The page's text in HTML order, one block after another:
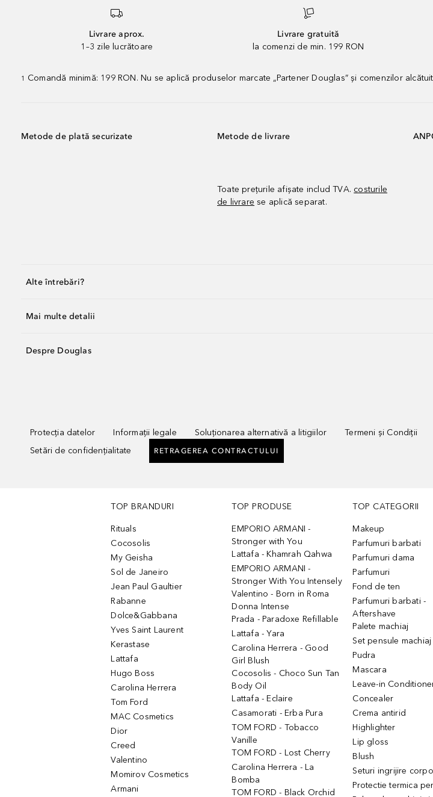
Livrare aprox.
1–3 zile lucrătoare
Livrare gratuită
la comenzi de min. 199 RON
1 Comandă minimă: 199 RON. Nu se aplică produselor marcate „Partener Douglas” și comenzilor
Metode de plată securizate Metode de livrare
Toate prețurile afișate includ TVA. costurile
de livrare se aplică separat.
Alte întrebări?
Mai multe detalii
Despre Douglas
Protecția datelor Informații legale Soluționarea alternativă a litigiilor
Termeni și Condiții
Setări de confidențialitate
RETRAGEREA CONTRACTULUI
TOP BRANDURI
Rituals
Cocosolis
My Geisha
Sol de Janeiro
Jean Paul Gaultier
Rabanne
Dolce&Gabbana
Yves Saint Laurent
Kerastase
Lattafa
Hugo Boss
Carolina Herrera
Tom Ford
MAC Cosmetics
Dior
Creed
Valentino
Momirov Cosmetics
Armani
TOP PRODUSE
EMPORIO ARMANI -
Stronger with You
Lattafa - Khamrah Qahwa
EMPORIO ARMANI -
Stronger With You Intensely
Valentino - Born in Roma
Donna Intense
Prada - Paradoxe Refillable
Lattafa - Yara
Carolina Herrera - Good
Girl Blush
Cocosolis - Choco Sun Tan
Body Oil
Lattafa - Eclaire
Casamorati - Erba Pura
TOM FORD - Tobacco
Vanille
TOM FORD - Lost Cherry
Carolina Herrera - La
Bomba
TOM FORD - Black Orchid
TOP CATEGORII
Makeup
Parfumuri barbati
Parfumuri dama
Parfumuri
Fond de ten
Parfumuri barbati -
Aftershave
Palete machiaj
Set pensule machiaj
Pudra
Mascara
Leave-in
Concealer
Crema antirid
Highlighter
Lip gloss
Blush
Seturi ingrijire
Protectie termica